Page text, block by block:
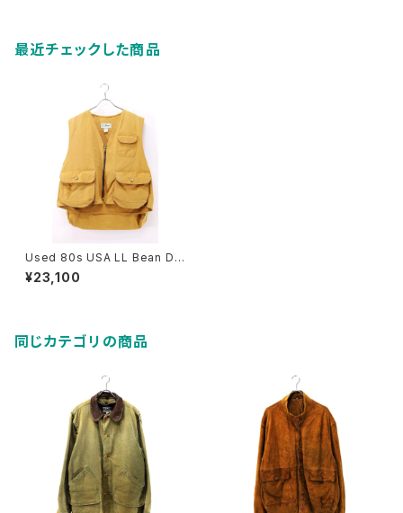
最近チェックした商品
Used 80s USA LL Bean Du
ck Hunting Vest Size XL 古
着
¥23,100
同じカテゴリの商品